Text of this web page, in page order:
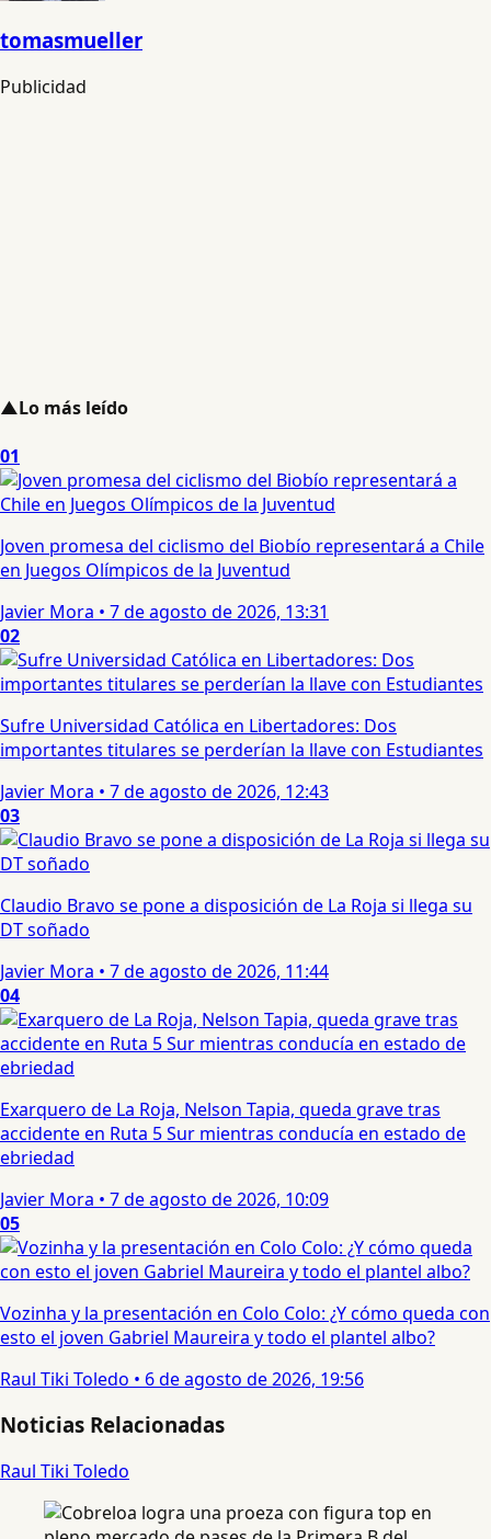
tomasmueller
Publicidad
▲Lo más leído
01
Joven promesa del ciclismo del Biobío representará a Chile
en Juegos Olímpicos de la Juventud
Javier Mora • 7 de agosto de 2026, 13:31
02
Sufre Universidad Católica en Libertadores: Dos
importantes titulares se perderían la llave con Estudiantes
Javier Mora • 7 de agosto de 2026, 12:43
03
Claudio Bravo se pone a disposición de La Roja si llega su
DT soñado
Javier Mora • 7 de agosto de 2026, 11:44
04
Exarquero de La Roja, Nelson Tapia, queda grave tras
accidente en Ruta 5 Sur mientras conducía en estado de
ebriedad
Javier Mora • 7 de agosto de 2026, 10:09
05
Vozinha y la presentación en Colo Colo: ¿Y cómo queda con
esto el joven Gabriel Maureira y todo el plantel albo?
Raul Tiki Toledo • 6 de agosto de 2026, 19:56
Noticias Relacionadas
Raul Tiki Toledo